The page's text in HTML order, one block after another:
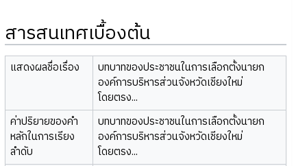
สารสนเทศเบื้องต้น
แสดงผลชื่อเรื่อง
บทบาทของประชาชนในการเลือกตั้งนายก
องค์การบริหารส่วนจังหวัดเชียงใหม่
โดยตรง...
ค่าปริยายของคำ
หลักในการเรียง
ลำดับ
บทบาทของประชาชนในการเลือกตั้งนายก
องค์การบริหารส่วนจังหวัดเชียงใหม่
โดยตรง...